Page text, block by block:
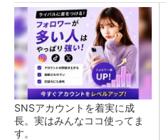
SNSアカウントを着実に成
長。実はみんなココ使ってま
す。